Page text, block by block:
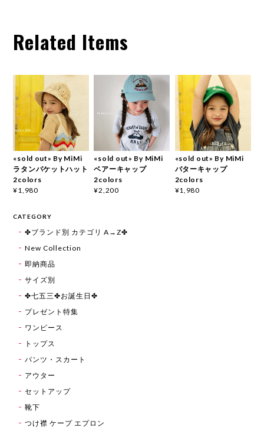
Related Items
«sold out» By MiMi
ラタンバケットハット
2colors
¥1,980
«sold out» By MiMi
ベアーキャップ
2colors
¥2,200
«sold out» By MiMi
バターキャップ
2colors
¥1,980
CATEGORY
✤ブランド別 カテゴリ A→Z✤
New Collection
即納商品
サイズ別
✤七五三✤お誕生日✤
プレゼント特集
ワンピース
トップス
パンツ・スカート
アウター
セットアップ
靴下
つけ襟 ケープ エプロン